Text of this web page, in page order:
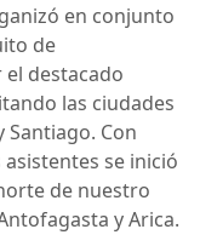
en conjunto
de
destacado
las ciudades
Santiago. Con
se inició
de nuestro
y Arica.